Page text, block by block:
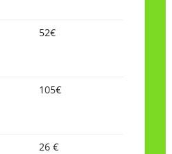
52€
105€
26 €